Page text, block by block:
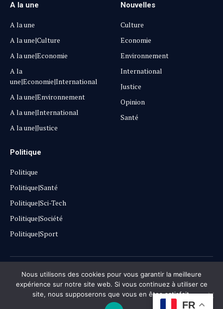
A la une
A la une
A la une|Culture
A la une|Economie
A la
une|Economie|International
A la une|Environnement
A la une|International
A la une|Justice
Nouvelles
Culture
Economie
Environnement
International
Justice
Opinion
Santé
Politique
Politique
Politique|Santé
Politique|Sci-Tech
Politique|Société
Politique|Sport
Copyright © 2025Lehautpanel
Confidentialité Contact Don
FR
Nous utilisons des cookies pour vous garantir la meilleure
expérience sur notre site web. Si vous continuez à utiliser ce
site, nous supposerons que vous en êtes satisfait.